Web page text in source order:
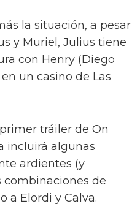
la situación, a pesar
y Muriel, Julius tiene
con Henry (Diego
un casino de Las
tráiler de On
incluirá algunas
ardientes (y
combinaciones de
a Elordi y Calva.